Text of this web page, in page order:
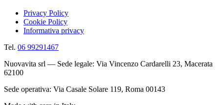
Privacy Policy
Cookie Policy
Informativa privacy
Tel. 06 99291467
Nuovavita srl — Sede legale: Via Vincenzo Cardarelli 23, Macerata
62100
Sede operativa: Via Casale Solare 119, Roma 00143